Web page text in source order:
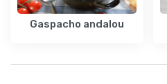
Gaspacho andalou